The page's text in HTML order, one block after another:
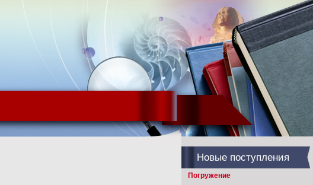
Новые поступления
Погружение